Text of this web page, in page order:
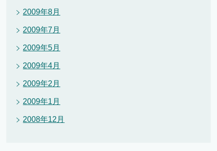
2009年8月
2009年7月
2009年5月
2009年4月
2009年2月
2009年1月
2008年12月